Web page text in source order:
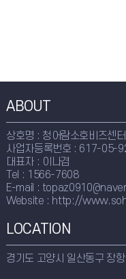
ABOUT
상호명 : 청어람소호비즈센
사업자등록번호 : 617-05-
대표자 : 이나겸
Tel : 1566-7608
E-mail :
Website : http://
LOCATION
경기도 고양시 일산동구 장